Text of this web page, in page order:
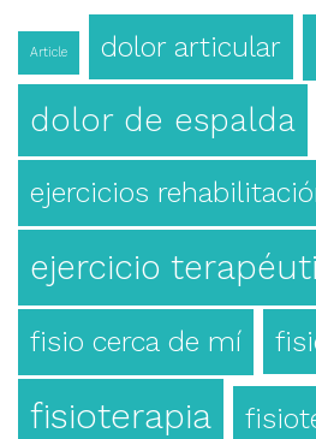
Article dolor articular
dolor de espalda
ejercicios
ejercicio
fisio cerca de mí
fisioterapia